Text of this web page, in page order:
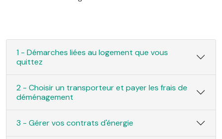
1 - Démarches liées au logement que vous
quittez
2 - Choisir un transporteur et payer les frais de
déménagement
3 - Gérer vos contrats d'énergie